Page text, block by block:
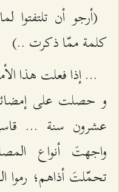
(أرجو أن تلتفتوا
كلمة ممّا ذكرت ..)
... إذا فعلت هذا
و حصلت على
عشرون سنة ...
واجهتَ أنواع
تحمّلتَ أذاهم؛ رموا